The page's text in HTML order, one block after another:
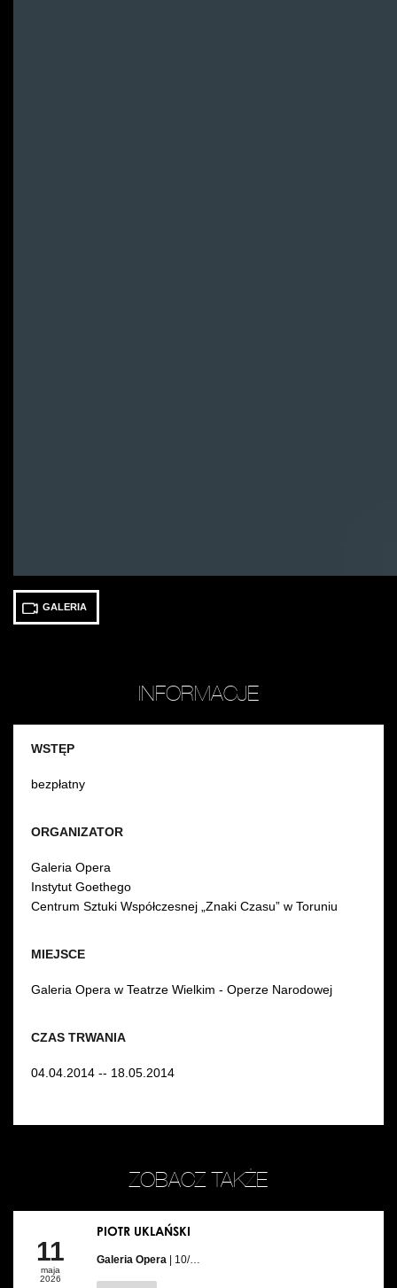
GALERIA
INFORMACJE
CZAS TRWANIA
04.04.2014 -- 18.05.2014
MIEJSCE
Galeria Opera w Teatrze Wielkim - Operze Narodowej
ORGANIZATOR
Galeria Opera
Instytut Goethego
Centrum Sztuki Współczesnej „Znaki Czasu” w Toruniu
WSTĘP
bezpłatny
ZOBACZ TAKŻE
11
maja
2026
PIOTR UKLAŃSKI
Galeria Opera | 10/…